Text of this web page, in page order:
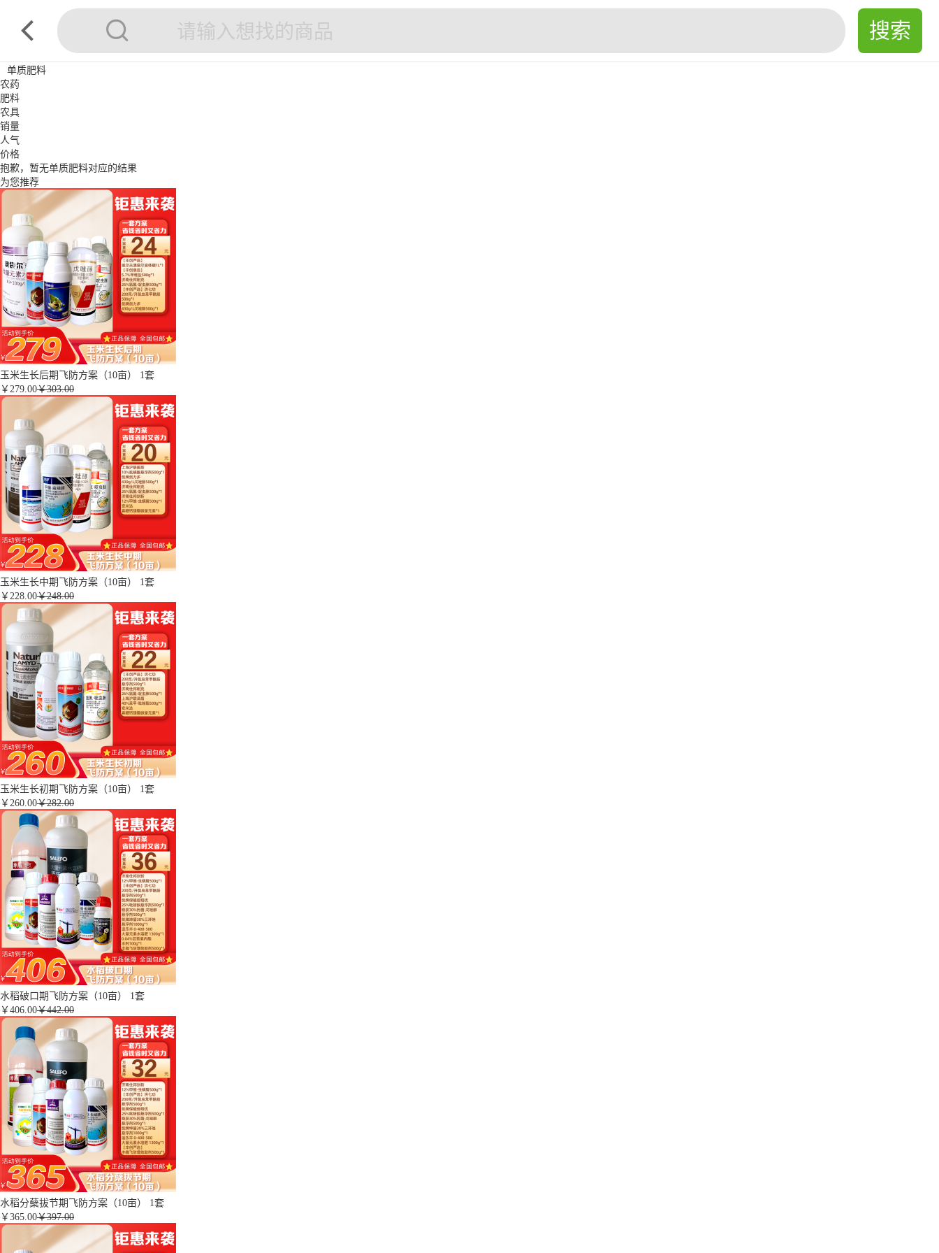
单质肥料
农药
肥料
农具
销量
人气
价格
抱歉，暂无单质肥料对应的结果
为您推荐
玉米生长后期飞防方案（10亩） 1套
￥ 279.00￥303.00
玉米生长中期飞防方案（10亩） 1套
￥ 228.00￥248.00
玉米生长初期飞防方案（10亩） 1套
￥ 260.00￥282.00
水稻破口期飞防方案（10亩） 1套
￥ 406.00￥442.00
水稻分蘖拔节期飞防方案（10亩） 1套
￥ 365.00￥397.00